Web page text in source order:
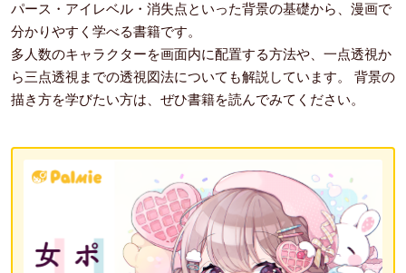
パース・アイレベル・消失点といった背景の基礎から、漫画で
分かりやすく学べる書籍です。
多人数のキャラクターを画面内に配置する方法や、一点透視か
ら三点透視までの透視図法についても解説しています。 背景の
描き方を学びたい方は、ぜひ書籍を読んでみてください。